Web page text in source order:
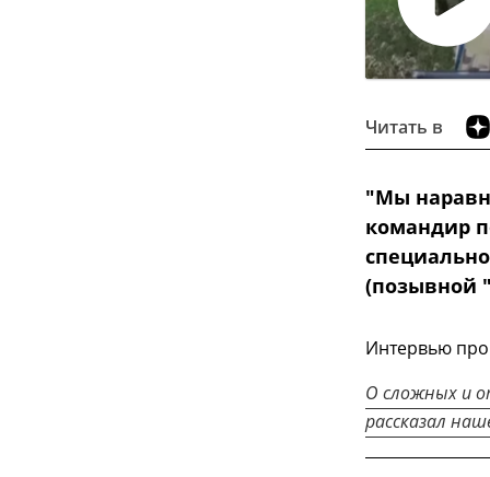
Читать в
"Мы
командир
(позывной
Интервью
О сложных и
рассказал